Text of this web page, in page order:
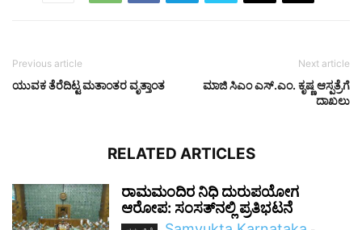
Previous article
ಯುವಕ ತೆರೆದಿಟ್ಟ ಮತಾಂತರ ವೃತ್ತಾಂತ
Next article
ಮಾಜಿ ಸಿಎಂ ಎಸ್.ಎಂ. ಕೃಷ್ಣ ಆಸ್ಪತ್ರೆಗೆ
ದಾಖಲು
RELATED ARTICLES
ರಾಮಮಂದಿರ ನಿಧಿ ದುರುಪಯೋಗ
ಆರೋಪ: ಸಂಸತ್‌ನಲ್ಲಿ ಪ್ರತಿಭಟನೆ